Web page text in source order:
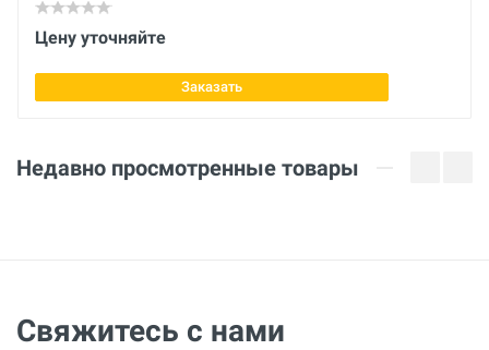
Длина
Высота
Ширина
Диаметр спирального сверла
Цену уточняйте
Заказать
Недавно просмотренные товары
Свяжитесь с нами